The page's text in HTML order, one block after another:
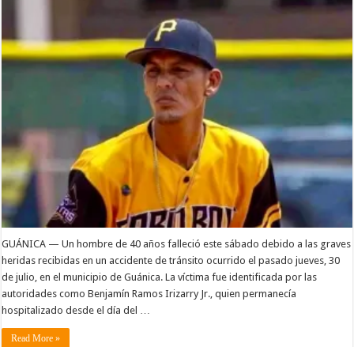
GUÁNICA — Un hombre de 40 años falleció este sábado debido a las graves
heridas recibidas en un accidente de tránsito ocurrido el pasado jueves, 30
de julio, en el municipio de Guánica. La víctima fue identificada por las
autoridades como Benjamín Ramos Irizarry Jr., quien permanecía
hospitalizado desde el día del …
Read More »